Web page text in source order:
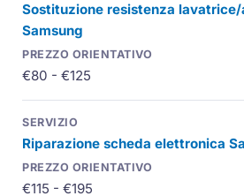
Sostituzione resistenza
Samsung
€80 - €125
Riparazione scheda elettronica
€115 - €195